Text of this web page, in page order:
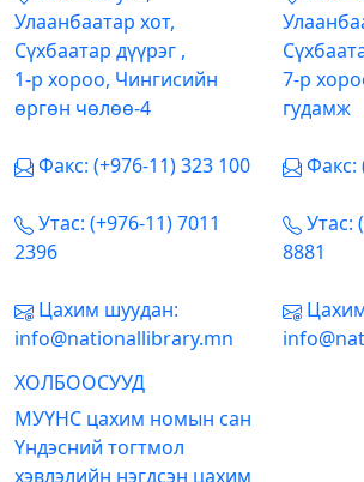
Улаанбаатар хот,
Сүхбаатар дүүрэг ,
1-р хороо, Чингисийн
өргөн чөлөө-4
Факс: (+976-11) 323 100
Утас: (+976-11) 7011
2396
Цахим шуудан:
info@nationallibrary.mn
7-р
гудамж
Факс:
Утас:
8881
ХОЛБООСУУД
МУҮНС цахим номын сан
Үндэсний тогтмол
хэвлэлийн нэгдсэн цахим